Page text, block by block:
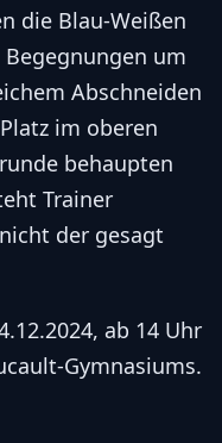
die Blau-Weißen
um
Abschneiden
im oberen
behaupten
Trainer
der gesagt
ab 14 Uhr
Gymnasiums.